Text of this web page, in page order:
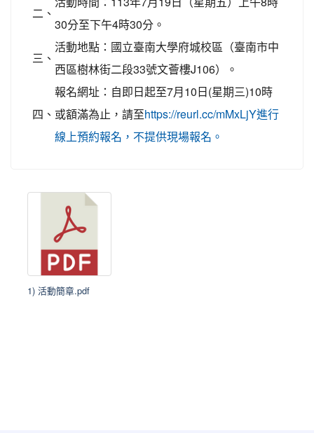
二、
30分至下午4時30分。
三、
活動地點：國立臺南大學府城校區（臺南市中
西區樹林街二段33號文薈樓J106）。
四、
報名網址：自即日起至7月10日(星期三)10時
或額滿為止，請至https://reurl.cc/mMxLjY進行
線上預約報名，不提供現場報名。
1) 活動簡章.pdf